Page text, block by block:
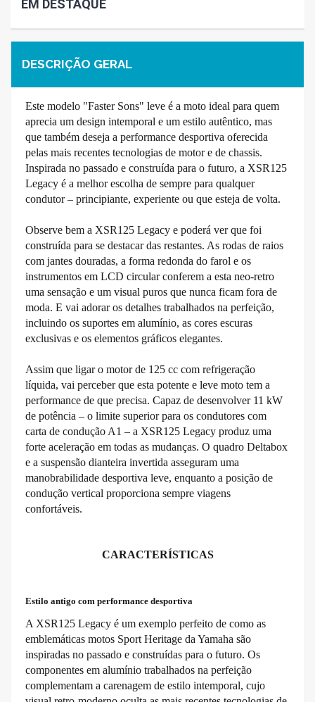
EM DESTAQUE
DESCRIÇÃO GERAL
Este modelo "Faster Sons" leve é a moto ideal para quem
aprecia um design intemporal e um estilo autêntico, mas
que também deseja a performance desportiva oferecida
pelas mais recentes tecnologias de motor e de chassis.
Inspirada no passado e construída para o futuro, a XSR125
Legacy é a melhor escolha de sempre para qualquer
condutor – principiante, experiente ou que esteja de volta.
Observe bem a XSR125 Legacy e poderá ver que foi
construída para se destacar das restantes. As rodas de raios
com jantes douradas, a forma redonda do farol e os
instrumentos em LCD circular conferem a esta neo-retro
uma sensação e um visual puros que nunca ficam fora de
moda. E vai adorar os detalhes trabalhados na perfeição,
incluindo os suportes em alumínio, as cores escuras
exclusivas e os elementos gráficos elegantes.
Assim que ligar o motor de 125 cc com refrigeração
líquida, vai perceber que esta potente e leve moto tem a
performance de que precisa. Capaz de desenvolver 11 kW
de potência – o limite superior para os condutores com
carta de condução A1 – a XSR125 Legacy produz uma
forte aceleração em todas as mudanças. O quadro Deltabox
e a suspensão dianteira invertida asseguram uma
manobrabilidade desportiva leve, enquanto a posição de
condução vertical proporciona sempre viagens
confortáveis.
CARACTERÍSTICAS
Estilo antigo com performance desportiva
A XSR125 Legacy é um exemplo perfeito de como as
emblemáticas motos Sport Heritage da Yamaha são
inspiradas no passado e construídas para o futuro. Os
componentes em alumínio trabalhados na perfeição
complementam a carenagem de estilo intemporal, cujo